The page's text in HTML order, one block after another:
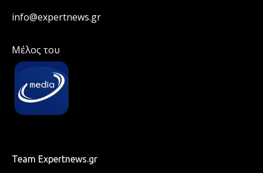
info@expertnews.gr
Μέλος του
Team Expertnews.gr